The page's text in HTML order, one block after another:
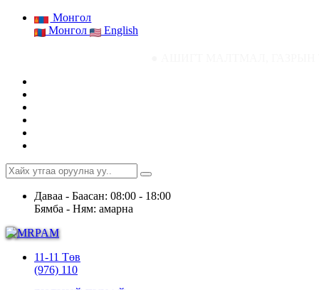
Монгол
Монгол
English
Даваа - Баасан: 08:00 - 18:00
Бямба - Ням: амарна
11-11 Төв
(976) 110